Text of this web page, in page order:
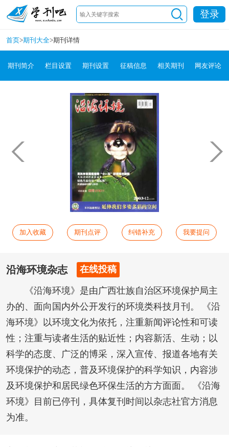
登录
首页>期刊大全>期刊详情
期刊简介 栏目设置 期刊设置 征稿信息 相关期刊 网友评论
加入收藏 期刊点评 纠错补充 我要提问
沿海环境杂志 在线投稿
《沿海环境》是由广西壮族自治区环境保护局主
办的、面向国内外公开发行的环境类科技月刊。 《沿
海环境》以环境文化为依托，注重新闻评论性和可读
性；注重与读者生活的贴近性；内容新活、生动；以
科学的态度、广泛的博采，深入宣传、报道各地有关
环境保护的动态，普及环境保护的科学知识，内容涉
及环境保护和居民绿色环保生活的方方面面。 《沿海
环境》目前已停刊，具体复刊时间以杂志社官方消息
为准。